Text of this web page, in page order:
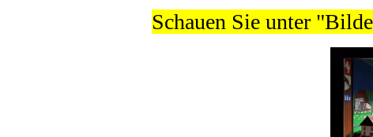
Schauen Sie unter